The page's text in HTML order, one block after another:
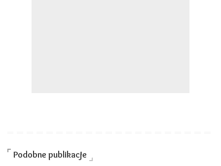
Podobne publikacje